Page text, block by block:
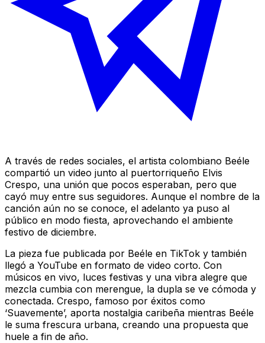
A través de redes sociales, el artista colombiano Beéle
compartió un video junto al puertorriqueño Elvis
Crespo, una unión que pocos esperaban, pero que
cayó muy entre sus seguidores. Aunque el nombre de la
canción aún no se conoce, el adelanto ya puso al
público en modo fiesta, aprovechando el ambiente
festivo de diciembre.
La pieza fue publicada por Beéle en TikTok y también
llegó a YouTube en formato de video corto. Con
músicos en vivo, luces festivas y una vibra alegre que
mezcla cumbia con merengue, la dupla se ve cómoda y
conectada. Crespo, famoso por éxitos como
‘Suavemente’, aporta nostalgia caribeña mientras Beéle
le suma frescura urbana, creando una propuesta que
huele a fin de año.